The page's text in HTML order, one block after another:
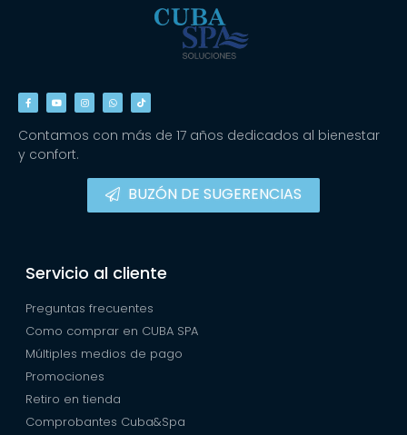
Contamos con más de 17 años dedicados al bienestar
y confort.
BUZÓN DE SUGERENCIAS
Servicio al cliente
Preguntas frecuentes
Como comprar en CUBA SPA
Múltiples medios de pago
Promociones
Retiro en tienda
Comprobantes Cuba&Spa